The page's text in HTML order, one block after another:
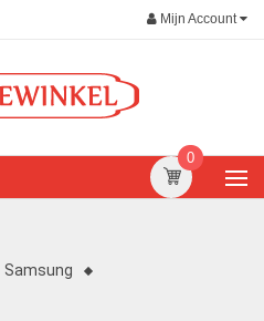
Mijn Account
0
Samsung